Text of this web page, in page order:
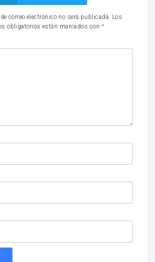
correo electrónico no será publicada. Los
obligatorios están marcados con *